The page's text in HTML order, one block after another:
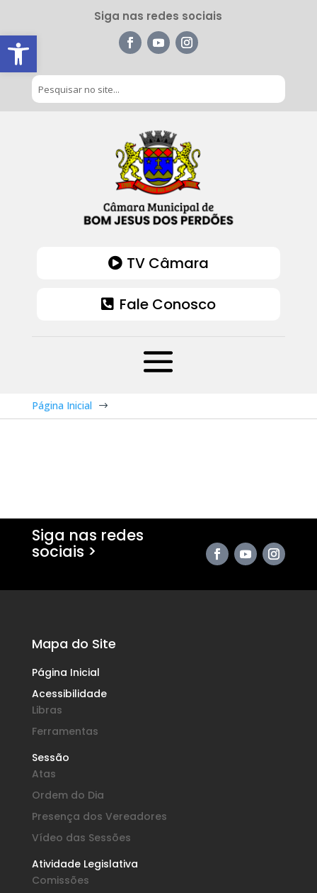
Barra de Ferramentas Aberta
Siga nas redes sociais
TV Câmara
Fale Conosco
Página Inicial $
Siga nas redes
sociais >
Mapa do Site
Página Inicial
Acessibilidade
Libras
Ferramentas
Sessão
Atas
Ordem do Dia
Presença dos Vereadores
Vídeo das Sessões
Atividade Legislativa
Comissões